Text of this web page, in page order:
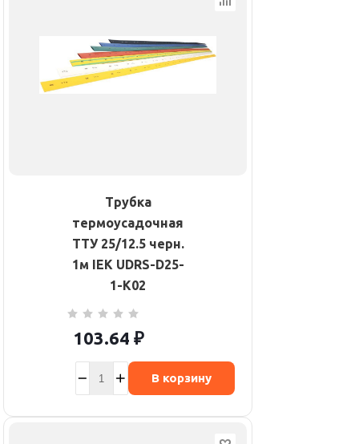
Трубка
термоусадочная
ТТУ 25/12.5 черн.
1м IEK UDRS-D25-
1-K02
103.64 ₽
В корзину